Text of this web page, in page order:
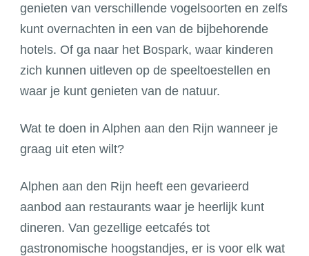
genieten van verschillende vogelsoorten en zelfs
kunt overnachten in een van de bijbehorende
hotels. Of ga naar het Bospark, waar kinderen
zich kunnen uitleven op de speeltoestellen en
waar je kunt genieten van de natuur.
Wat te doen in Alphen aan den Rijn wanneer je
graag uit eten wilt?
Alphen aan den Rijn heeft een gevarieerd
aanbod aan restaurants waar je heerlijk kunt
dineren. Van gezellige eetcafés tot
gastronomische hoogstandjes, er is voor elk wat